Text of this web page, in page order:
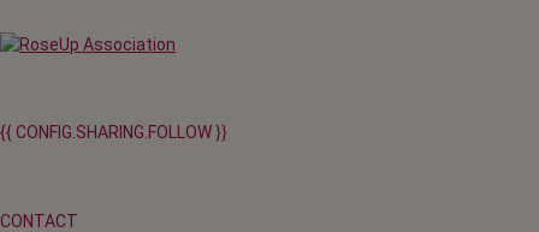
{{ CONFIG.SHARING.FOLLOW }}
CONTACT